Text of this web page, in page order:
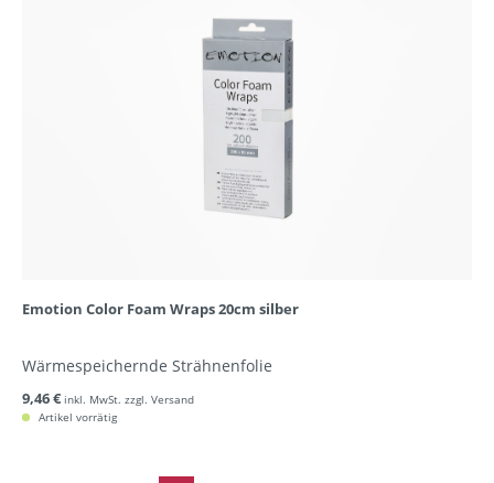
Emotion Color Foam Wraps 20cm silber
Wärmespeichernde Strähnenfolie
9,46 € inkl. MwSt. zzgl. Versand
Artikel vorrätig